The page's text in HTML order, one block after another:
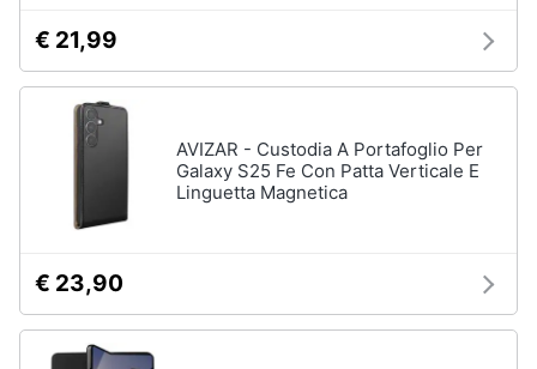
€ 21,99
AVIZAR - Custodia A Portafoglio Per
Galaxy S25 Fe Con Patta Verticale E
Linguetta Magnetica
€ 23,90